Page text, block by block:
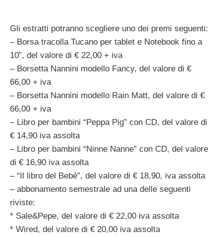
Gli estratti potranno scegliere uno dei premi seguenti:
– Borsa tracolla Tucano per tablet e Notebook fino a
10”, del valore di € 22,00 + iva
– Borsetta Nannini modello Fancy, del valore di €
66,00 + iva
– Borsetta Nannini modello Rain Matt, del valore di €
66,00 + iva
– Libro per bambini “Peppa Pig” con CD, del valore di
€ 14,90 iva assolta
– Libro per bambini “Ninne Nanne” con CD, del valore
di € 16,90 iva assolta
– “Il libro del Bebè”, del valore di € 18,90, iva assolta
– abbonamento semestrale ad una delle seguenti
riviste:
* Sale&Pepe, del valore di € 22,00 iva assolta
* Wired, del valore di € 20,00 iva assolta